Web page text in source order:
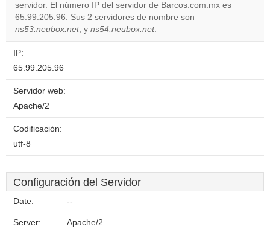
Do you
own this
servidor. El número IP del servidor de Barcos.com.mx es
65.99.205.96. Sus 2 servidores de nombre son
ns53.neubox.net, y ns54.neubox.net.
IP:
65.99.205.96
Servidor web:
Apache/2
Codificación:
utf-8
Configuración del Servidor
Date: --
Server: Apache/2